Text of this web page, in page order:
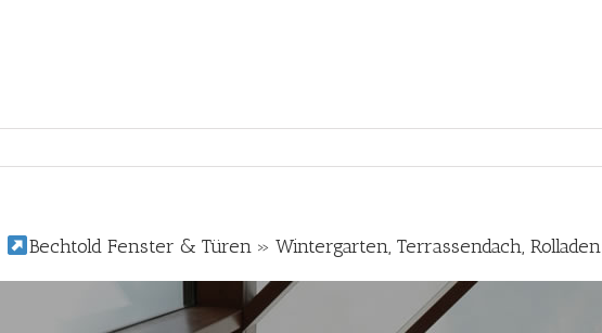
Bechtold Fenster & Türen » Wintergarten, Terrassendach, Rolladen